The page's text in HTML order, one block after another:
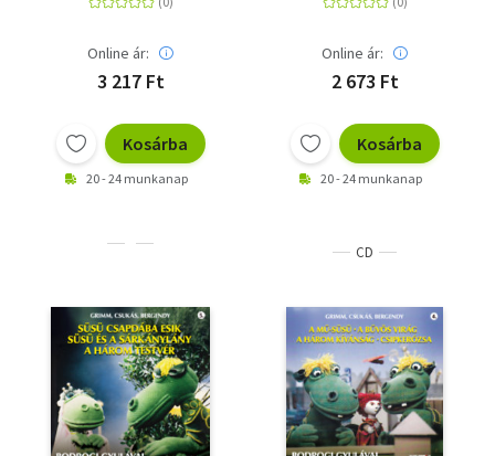
Online ár:
3 217 Ft
Kosárba
20 - 24 munkanap
Online ár:
2 673 Ft
Kosárba
20 - 24 munkanap
CD